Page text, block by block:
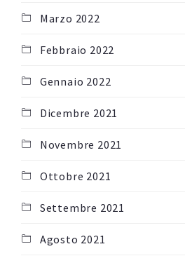
Marzo 2022
Febbraio 2022
Gennaio 2022
Dicembre 2021
Novembre 2021
Ottobre 2021
Settembre 2021
Agosto 2021